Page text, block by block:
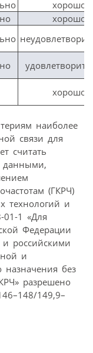
хорошо
хорошо
хорошо
наиболее
связи для
считать
данными,
(ГКРЧ)
технологий и
1 «Для
Федерации
российскими
и
назначения без
разрешено
149,9–